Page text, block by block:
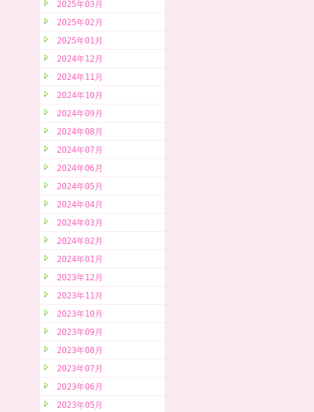
2025年03月
2025年02月
2025年01月
2024年12月
2024年11月
2024年10月
2024年09月
2024年08月
2024年07月
2024年06月
2024年05月
2024年04月
2024年03月
2024年02月
2024年01月
2023年12月
2023年11月
2023年10月
2023年09月
2023年08月
2023年07月
2023年06月
2023年05月